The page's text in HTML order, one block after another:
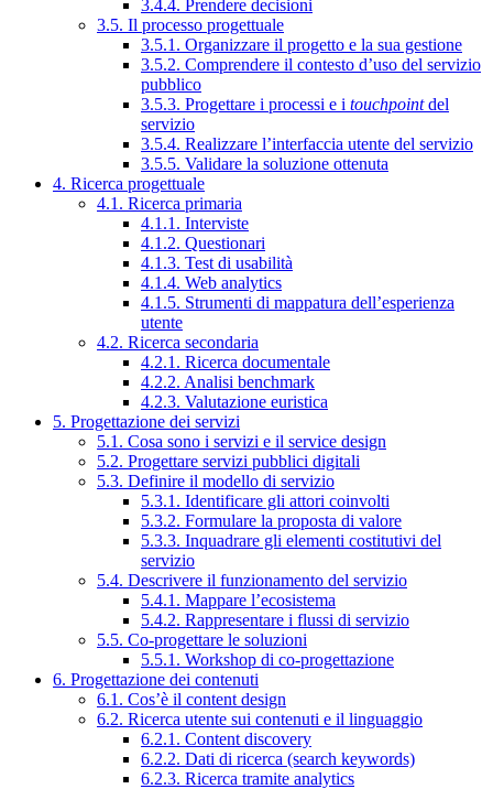
3.4.4. Prendere decisioni
3.5. Il processo progettuale
3.5.1. Organizzare il progetto e la sua gestione
3.5.2. Comprendere il contesto d’uso del servizio
pubblico
3.5.3. Progettare i processi e i touchpointdel
servizio
3.5.4. Realizzare l’interfaccia utente del servizio
3.5.5. Validare la soluzione ottenuta
4. Ricerca progettuale
4.1. Ricerca primaria
4.1.1. Interviste
4.1.2. Questionari
4.1.3. Test di usabilità
4.1.4. Web analytics
4.1.5. Strumenti di mappatura dell’esperienza
utente
4.2. Ricerca secondaria
4.2.1. Ricerca documentale
4.2.2. Analisi benchmark
4.2.3. Valutazione euristica
5. Progettazione dei servizi
5.1. Cosa sono i servizi e il service design
5.2. Progettare servizi pubblici digitali
5.3. Definire il modello di servizio
5.3.1. Identificare gli attori coinvolti
5.3.2. Formulare la proposta di valore
5.3.3. Inquadrare gli elementi costitutivi del
servizio
5.4. Descrivere il funzionamento del servizio
5.4.1. Mappare l’ecosistema
5.4.2. Rappresentare i flussi di servizio
5.5. Co-progettare le soluzioni
5.5.1. Workshop di co-progettazione
6. Progettazione dei contenuti
6.1. Cos’è il content design
6.2. Ricerca utente sui contenuti e il linguaggio
6.2.1. Content discovery
6.2.2. Dati di ricerca (search keywords)
6.2.3. Ricerca tramite analytics